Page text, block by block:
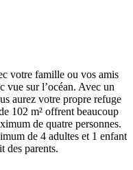
votre famille ou vos amis
vue sur l’océan. Avec un
aurez votre propre refuge
102 m² offrent beaucoup
de quatre personnes.
de 4 adultes et 1 enfant
des parents.